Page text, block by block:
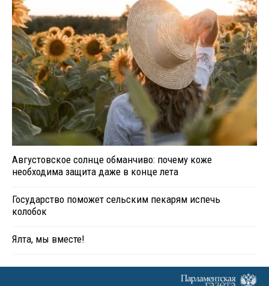
Августовское солнце обманчиво: почему коже
необходима защита даже в конце лета
Государство поможет сельским пекарям испечь
колобок
Ялта, мы вместе!